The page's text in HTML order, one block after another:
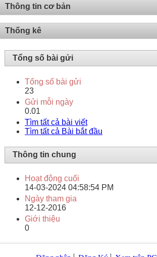
Thông tin cơ bản
Thống kê
Tổng số bài gửi
Tổng số bài gửi
23
Gửi mỗi ngày
0.01
Tìm tất cả bài viết
Tìm tất cả Bài bắt đầu
Thông tin chung
Hoạt động cuối
14-03-2024 04:58:54 PM
Ngày tham gia
12-12-2016
Giới thiệu
0